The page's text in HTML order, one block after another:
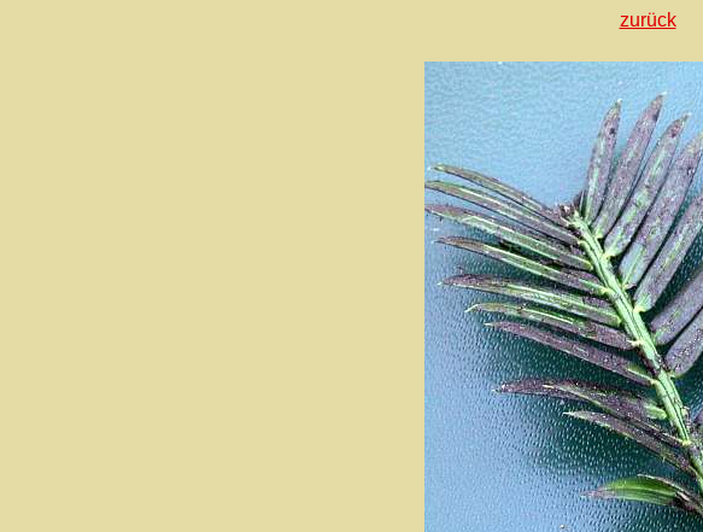
zurück